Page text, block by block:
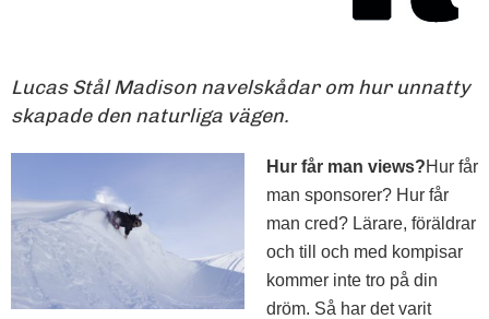
Lucas Stål Madison navelskådar om hur unnatty
skapade den naturliga vägen.
Hur får man views?Hur får
man sponsorer? Hur får
man cred? Lärare, föräldrar
och till och med kompisar
kommer inte tro på din
dröm. Så har det varit